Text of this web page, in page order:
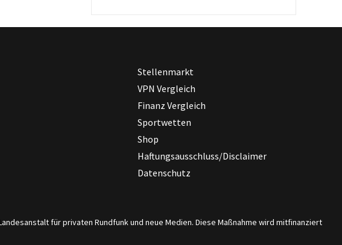
Stellenmarkt
VPN Vergleich
Finanz Vergleich
Sportwetten
Shop
Haftungsausschluss/Disclaimer
Datenschutz
für privaten Rundfunk und neue Medien. Diese Maßnahme wird mitfinanziert